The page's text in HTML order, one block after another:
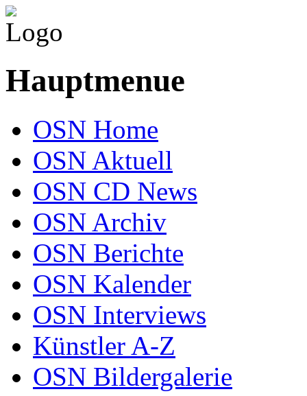
Hauptmenue
OSN Home
OSN Aktuell
OSN CD News
OSN Archiv
OSN Berichte
OSN Kalender
OSN Interviews
Künstler A-Z
OSN Bildergalerie